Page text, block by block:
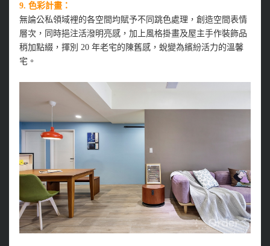
9. 色彩計畫：
無論公私領域裡的各空間均賦予不同跳色處理，創造空間表情
層次，同時挹注活潑明亮感，加上風格掛畫及屋主手作裝飾品
稍加點綴，揮別 20 年老宅的陳舊感，蛻變為繽紛活力的溫馨
宅。